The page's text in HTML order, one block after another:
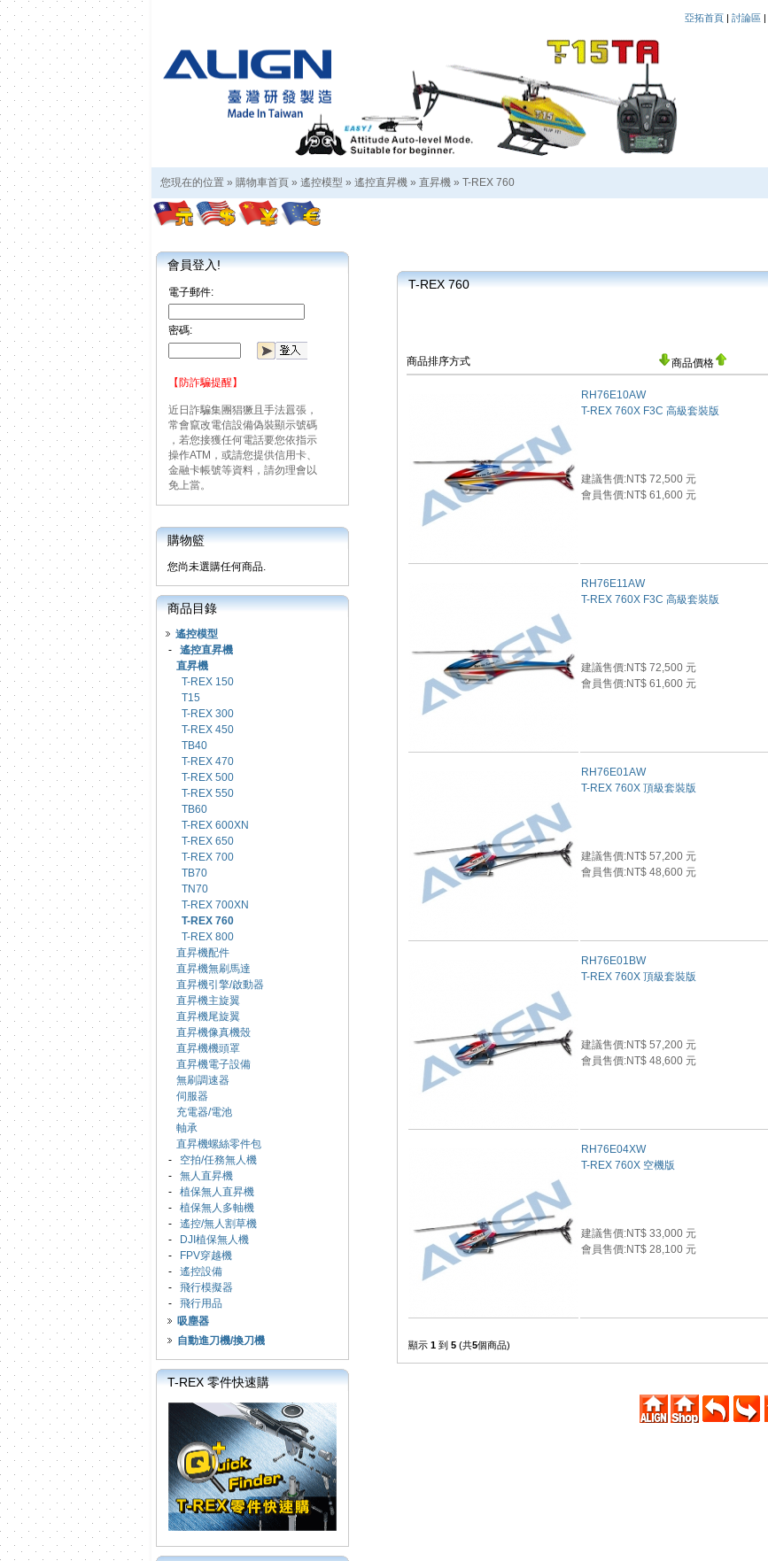
亞拓首頁 | 討論區 |
您現在的位置 » 購物車首頁 » 遙控模型 » 遙控直昇機 » 直昇機 » T-REX 760
會員登入!
電子郵件:
密碼:
【防詐騙提醒】
近日詐騙集團猖獗且手法囂張，
常會竄改電信設備偽裝顯示號碼
，若您接獲任何電話要您依指示
操作ATM，或請您提供信用卡、
金融卡帳號等資料，請勿理會以
免上當。
購物籃
您尚未選購任何商品.
商品目錄
遙控模型
- 遙控直昇機
直昇機
T-REX 150
T15
T-REX 300
T-REX 450
TB40
T-REX 470
T-REX 500
T-REX 550
TB60
T-REX 600XN
T-REX 650
T-REX 700
TB70
TN70
T-REX 700XN
T-REX 760
T-REX 800
直昇機配件
直昇機無刷馬達
直昇機引擎/啟動器
直昇機主旋翼
直昇機尾旋翼
直昇機像真機殼
直昇機機頭罩
直昇機電子設備
無刷調速器
伺服器
充電器/電池
軸承
直昇機螺絲零件包
- 空拍/任務無人機
- 無人直昇機
- 植保無人直昇機
- 植保無人多軸機
- 遙控/無人割草機
-
DJI植保無人機
-
FPV穿越機
- 遙控設備
- 飛行模擬器
- 飛行用品
吸塵器
自動進刀機/換刀機
T-REX 零件快速購
T-REX 760
商品排序方式 商品價格
RH76E10AW
T-REX 760X F3C 高級套裝版
建議售價:NT$ 72,500 元
會員售價:NT$ 61,600 元
RH76E11AW
T-REX 760X F3C 高級套裝版
建議售價:NT$ 72,500 元
會員售價:NT$ 61,600 元
RH76E01AW
T-REX 760X 頂級套裝版
建議售價:NT$ 57,200 元
會員售價:NT$ 48,600 元
RH76E01BW
T-REX 760X 頂級套裝版
建議售價:NT$ 57,200 元
會員售價:NT$ 48,600 元
RH76E04XW
T-REX 760X 空機版
建議售價:NT$ 33,000 元
會員售價:NT$ 28,100 元
顯示 1 到 5 (共5個商品)